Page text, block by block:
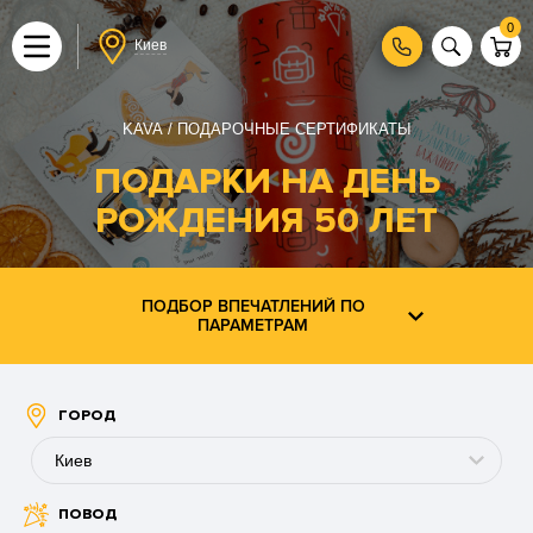
Киев
0
KAVA ПОДАРОЧНЫЕ СЕРТИФИКАТЫ
ПОДАРКИ НА ДЕНЬ
РОЖДЕНИЯ 50 ЛЕТ
ПОДБОР ВПЕЧАТЛЕНИЙ ПО
ПАРАМЕТРАМ
ГОРОД
Киев
Буковель
ПОВОД